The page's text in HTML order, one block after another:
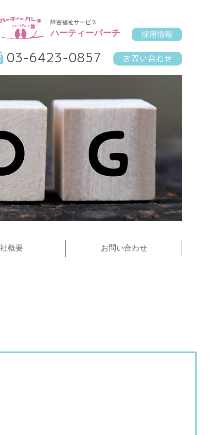
障害福祉サービス
ハーティーパーチ 採用情報
03-6423-0857 お問い合わせ
概要 お問い合わせ